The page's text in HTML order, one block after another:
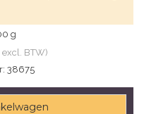
g
excl. BTW)
38675